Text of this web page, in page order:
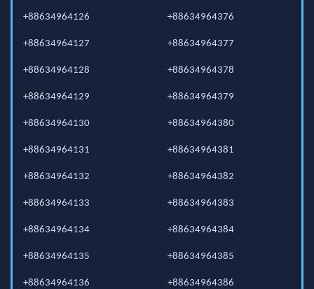
+88634964126
+88634964127
+88634964128
+88634964129
+88634964130
+88634964131
+88634964132
+88634964133
+88634964134
+88634964135
+88634964136
+88634964376
+88634964377
+88634964378
+88634964379
+88634964380
+88634964381
+88634964382
+88634964383
+88634964384
+88634964385
+88634964386